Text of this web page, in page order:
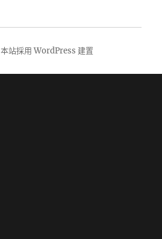
本站採用 WordPress 建置